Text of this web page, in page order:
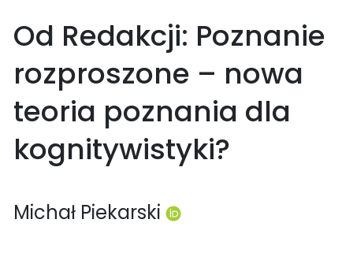
Od Redakcji: Poznanie
rozproszone – nowa
teoria poznania dla
kognitywistyki?
Michał Piekarski